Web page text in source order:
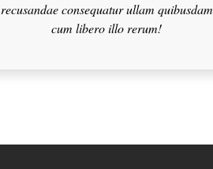
recusandae consequatur ullam quibusdam
cum libero illo rerum!